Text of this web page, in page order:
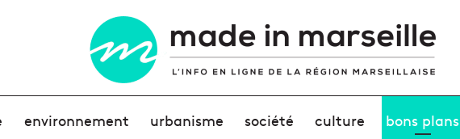
environnement urbanisme société culture bons plans